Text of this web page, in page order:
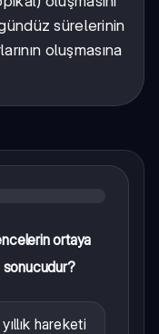
sürelerinin
oluşmasına
ortaya
sonucudur?
hareketi